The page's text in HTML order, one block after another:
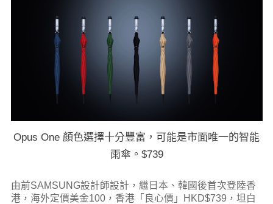
Opus One 顏色選擇十分豐富，可能是市面唯一的智能
雨傘。$739
由前SAMSUNG設計師設計，繼日本、韓國後首次登陸香
港，海外定價美金100，香港「良心價」HKD$739，坦白